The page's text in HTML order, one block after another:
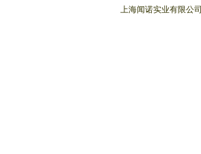
上海闻诺实业有限公司